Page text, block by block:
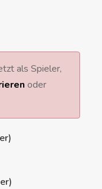
als Spieler,
oder